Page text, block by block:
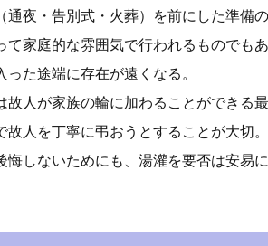
夜・告別式・火葬）を前にした準備の
て家庭的な雰囲気で行われるものでもあ
た途端に存在が遠くなる。
故人が家族の輪に加わることができる
故人を丁寧に弔おうとすることが大切。
悔しないためにも、湯灌を要否は安易